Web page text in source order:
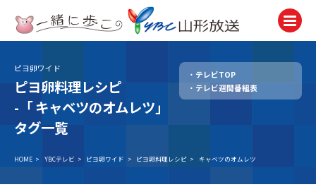
テレビ
TV
ニュース
ピヨ卵ワイド
ピヨ卵料理レシピ
-「キャベツのオムレツ」
タグ一覧
テレビTOP
テレビ週間番組表
HOME > YBCテレビ > ピヨ卵ワイド > ピヨ卵料理レシピ > キャベツのオムレツ